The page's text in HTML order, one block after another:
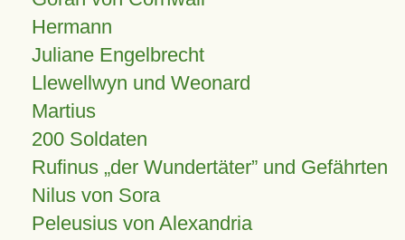
Hermann
Juliane Engelbrecht
Llewellwyn und Weonard
Martius
200 Soldaten
Rufinus „der Wundertäter” und Gefährten
Nilus von Sora
Peleusius von Alexandria